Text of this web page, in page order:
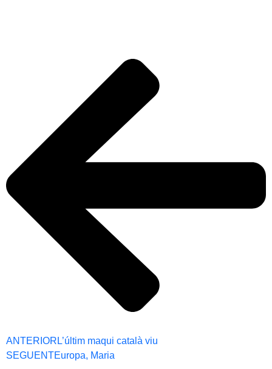
ANTERIOR L’últim maqui català viu
SEGUENTEuropa, Maria